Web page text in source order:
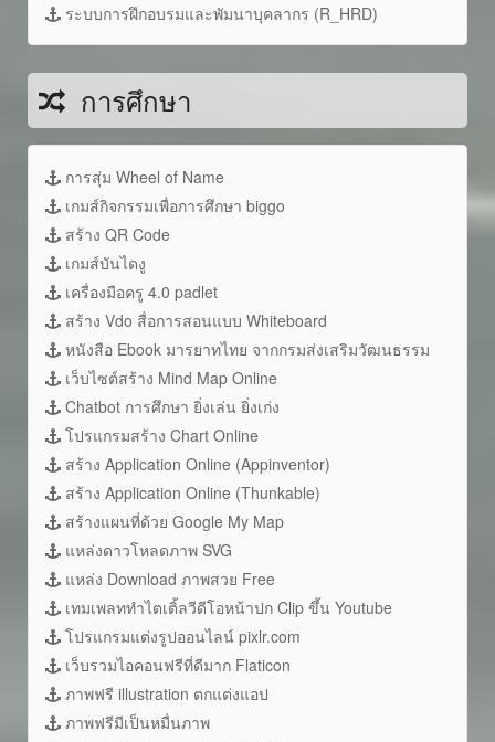
ระบบการฝึกอบรมและพัมนาบุคลากร (R_HRD)
การศึกษา
การสุ่ม Wheel of Name
เกมส์กิจกรรมเพื่อการศึกษา biggo
สร้าง QR Code
เกมส์บันไดงู
เครื่องมือครู 4.0 padlet
สร้าง Vdo สื่อการสอนแบบ Whiteboard
หนังสือ Ebook มารยาทไทย จากกรมส่งเสริมวัฒนธรรม
เว็บไซต์สร้าง Mind Map Online
Chatbot การศึกษา ยิ่งเล่น ยิ่งเก่ง
โปรแกรมสร้าง Chart Online
สร้าง Application Online (Appinventor)
สร้าง Application Online (Thunkable)
สร้างแผนที่ด้วย Google My Map
แหล่งดาวโหลดภาพ SVG
แหล่ง Download ภาพสวย Free
เทมเพลททำไตเติ้ลวีดีโอหน้าปก Clip ขึ้น Youtube
โปรแกรมแต่งรูปออนไลน์ pixlr.com
เว็บรวมไอคอนฟรีที่ดีมาก Flaticon
ภาพฟรี illustration ตกแต่งแอป
ภาพฟรีมีเป็นหมื่นภาพ